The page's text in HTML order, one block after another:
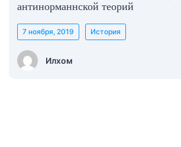
антинорманнской теорий
Илхом
7 ноября, 2019 История